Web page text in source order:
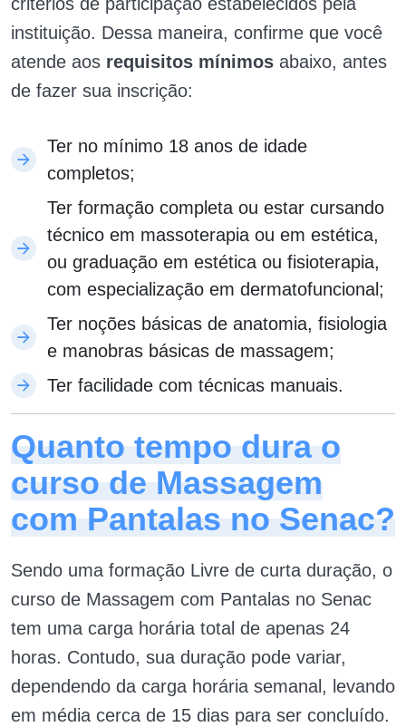
critérios de participação estabelecidos pela
instituição. Dessa maneira, confirme que você
atende aos requisitos mínimos abaixo, antes
de fazer sua inscrição:
Ter no mínimo 18 anos de idade
completos;
Ter formação completa ou estar cursando
técnico em massoterapia ou em estética,
ou graduação em estética ou fisioterapia,
com especialização em dermatofuncional;
Ter noções básicas de anatomia, fisiologia
e manobras básicas de massagem;
Ter facilidade com técnicas manuais.
Quanto tempo dura o
curso de Massagem
com Pantalas no Senac?
Sendo uma formação Livre de curta duração, o
curso de Massagem com Pantalas no Senac
tem uma carga horária total de apenas 24
horas. Contudo, sua duração pode variar,
dependendo da carga horária semanal, levando
em média cerca de 15 dias para ser concluído.